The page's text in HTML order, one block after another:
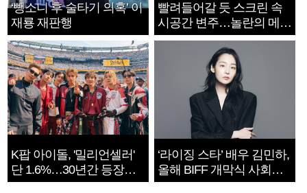
‘뺑소니 후 술타기 의혹’ 이
재룡 재판행
빨려들어갈 듯 스크린 속
시공간 변주…놀란의 메시
지는 ‘전쟁 속죄’
K팝 아이돌, '밀리언셀러'
단 1.6%…30년간 등장
1182개팀 전수조사
‘라이징 스타’ 배우 김민하,
올해 BIFF 개막식 사회자
확정